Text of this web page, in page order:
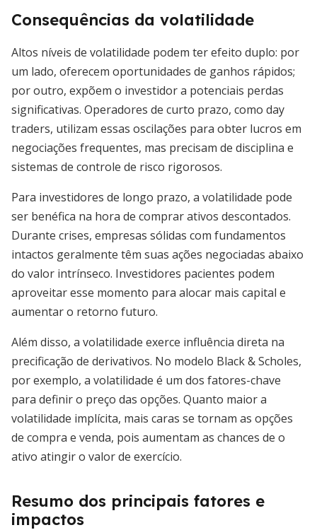
Consequências da volatilidade
Altos níveis de volatilidade podem ter efeito duplo: por
um lado, oferecem oportunidades de ganhos rápidos;
por outro, expõem o investidor a potenciais perdas
significativas. Operadores de curto prazo, como day
traders, utilizam essas oscilações para obter lucros em
negociações frequentes, mas precisam de disciplina e
sistemas de controle de risco rigorosos.
Para investidores de longo prazo, a volatilidade pode
ser benéfica na hora de comprar ativos descontados.
Durante crises, empresas sólidas com fundamentos
intactos geralmente têm suas ações negociadas abaixo
do valor intrínseco. Investidores pacientes podem
aproveitar esse momento para alocar mais capital e
aumentar o retorno futuro.
Além disso, a volatilidade exerce influência direta na
precificação de derivativos. No modelo Black & Scholes,
por exemplo, a volatilidade é um dos fatores-chave
para definir o preço das opções. Quanto maior a
volatilidade implícita, mais caras se tornam as opções
de compra e venda, pois aumentam as chances de o
ativo atingir o valor de exercício.
Resumo dos principais fatores e
impactos